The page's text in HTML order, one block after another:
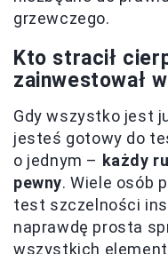
grzewczego.
Kto stracił
zainwestował
Gdy wszystko jest
jesteś gotowy do
o jednym – każdy
pewny. Wiele osób
test szczelności
naprawdę prosta
wszystkich